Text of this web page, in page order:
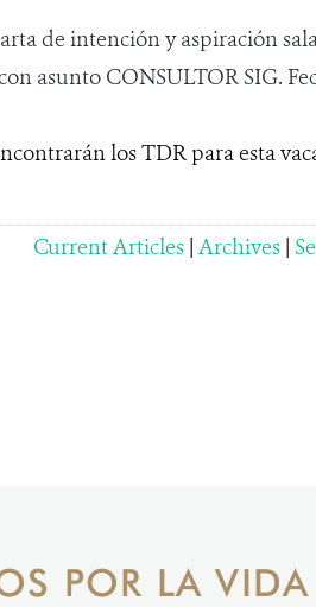
de intención y aspiración
asunto CONSULTOR SIG.
los TDR para esta
Current Articles | Archives |
POR LA VIDA